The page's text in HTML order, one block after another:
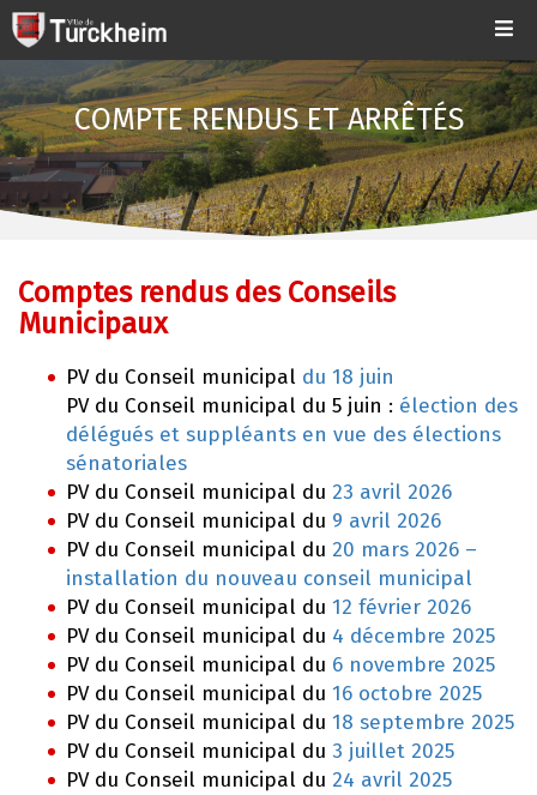
COMPTE RENDUS ET ARRÊTÉS
Comptes rendus des Conseils
Municipaux
PV du Conseil municipal du 18 juin
PV du Conseil municipal du 5 juin : élection des
délégués et suppléants en vue des élections
sénatoriales
PV du Conseil municipal du 23 avril 2026
PV du Conseil municipal du 9 avril 2026
PV du Conseil municipal du 20 mars 2026 –
installation du nouveau conseil municipal
PV du Conseil municipal du 12 février 2026
PV du Conseil municipal du 4 décembre 2025
PV du Conseil municipal du 6 novembre 2025
PV du Conseil municipal du 16 octobre 2025
PV du Conseil municipal du 18 septembre 2025
PV du Conseil municipal du 3 juillet 2025
PV du Conseil municipal du 24 avril 2025